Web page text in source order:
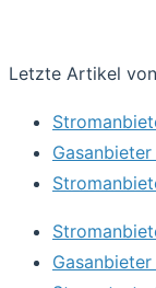
Letzte Artikel